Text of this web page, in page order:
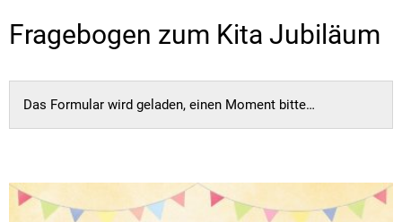
Jubiläum
Fragebogen zum Kita Jubiläum
Das Formular wird geladen, einen Moment bitte…